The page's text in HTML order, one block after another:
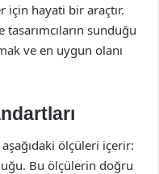
için hayati bir araçtır.
sunduğu
ve en uygun olanı
ölçüleri içerir:
Bu ölçülerin doğru